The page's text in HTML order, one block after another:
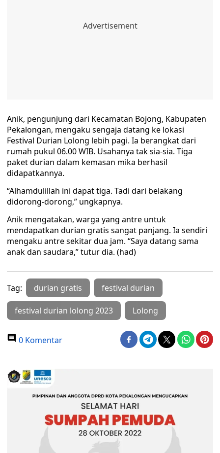
Anik, pengunjung dari Kecamatan Bojong, Kabupaten
Pekalongan, mengaku sengaja datang ke lokasi
Festival Durian Lolong lebih pagi. Ia berangkat dari
rumah pukul 06.00 WIB. Usahanya tak sia-sia. Tiga
paket durian dalam kemasan mika berhasil
didapatkannya.
“Alhamdulillah ini dapat tiga. Tadi dari belakang
didorong-dorong,” ungkapnya.
Anik mengatakan, warga yang antre untuk
mendapatkan durian gratis sangat panjang. Ia sendiri
mengaku antre sekitar dua jam. “Saya datang sama
anak dan saudara,” tutur dia. (had)
Tag: durian gratis festival durian
festival durian lolong 2023 Lolong
0 Komentar